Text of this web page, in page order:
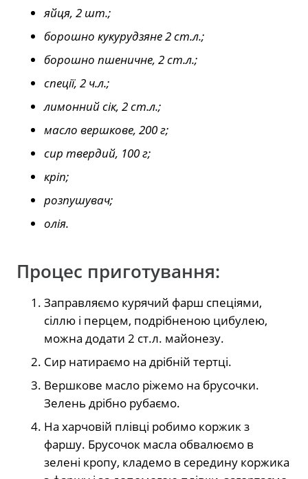
яйця, 2 шт.;
борошно кукурудзяне 2 ст.л.;
борошно пшеничне, 2 ст.л.;
спеції, 2 ч.л.;
лимонний сік, 2 ст.л.;
масло вершкове, 200 г;
сир твердий, 100 г;
кріп;
розпушувач;
олія.
Процес приготування:
Заправляємо курячий фарш спеціями,
сіллю і перцем, подрібненою цибулею,
можна додати 2 ст.л. майонезу.
Сир натираємо на дрібній тертці.
Вершкове масло ріжемо на брусочки.
Зелень дрібно рубаємо.
На харчовій плівці робимо коржик з
фаршу. Брусочок масла обвалюємо в
зелені кропу, кладемо в середину коржика